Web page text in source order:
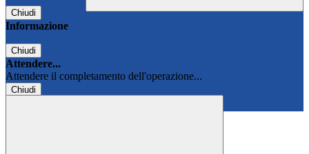
Chiudi
Informazione
Chiudi
Attendere...
Attendere il completamento dell'operazione...
Chiudi